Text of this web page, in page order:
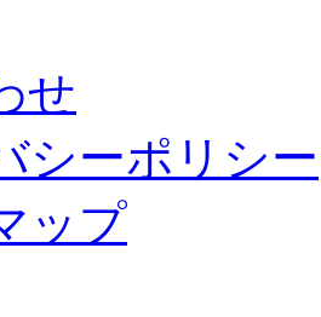
せ
シーポリシー
ップ